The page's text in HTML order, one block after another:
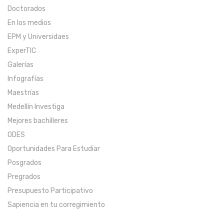
Doctorados
En los medios
EPM y Universidaes
ExperTIC
Galerías
Infografías
Maestrías
Medellín Investiga
Mejores bachilleres
ODES
Oportunidades Para Estudiar
Posgrados
Pregrados
Presupuesto Participativo
Sapiencia en tu corregimiento